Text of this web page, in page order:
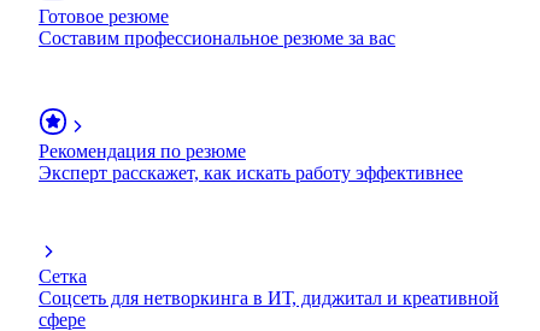
Готовое резюме
Составим профессиональное резюме за вас
Рекомендация по резюме
Эксперт расскажет, как искать работу эффективнее
Сетка
Соцсеть для нетворкинга в ИТ, диджитал и креативной
сфере